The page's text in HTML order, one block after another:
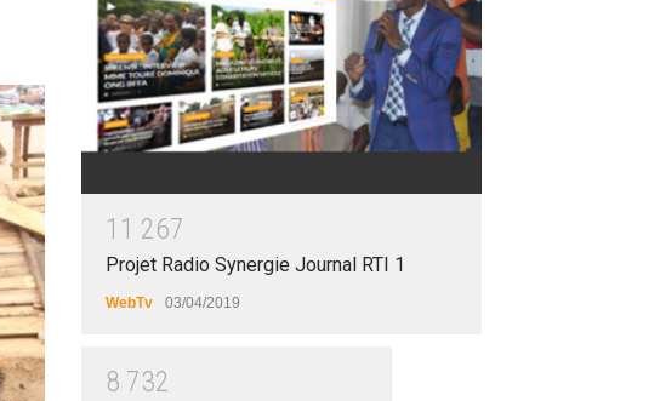
1 1 267
Projet Radio Synergie Journal RTI 1
WebTv 03/04/2019
8 732